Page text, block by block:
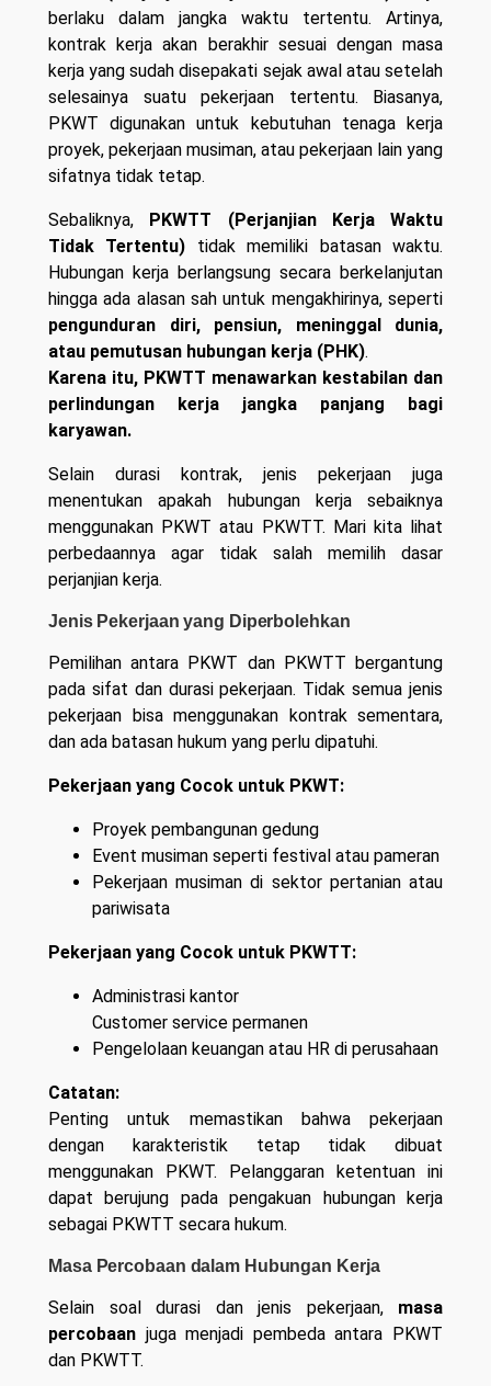
berlaku dalam jangka waktu tertentu. Artinya,
kontrak kerja akan berakhir sesuai dengan masa
kerja yang sudah disepakati sejak awal atau setelah
selesainya suatu pekerjaan tertentu. Biasanya,
PKWT digunakan untuk kebutuhan tenaga kerja
proyek, pekerjaan musiman, atau pekerjaan lain yang
sifatnya tidak tetap.
Sebaliknya,
PKWTT (Perjanjian Kerja Waktu
Tidak Tertentu) tidak memiliki batasan waktu.
Hubungan kerja berlangsung secara berkelanjutan
hingga ada alasan sah untuk mengakhirinya, seperti
pengunduran diri, pensiun, meninggal dunia,
atau pemutusan hubungan kerja (PHK).
Karena itu, PKWTT menawarkan kestabilan dan
perlindungan kerja jangka panjang bagi
karyawan.
Selain durasi kontrak, jenis pekerjaan juga
menentukan apakah hubungan kerja sebaiknya
menggunakan PKWT atau PKWTT. Mari kita lihat
perbedaannya agar tidak salah memilih dasar
perjanjian kerja.
Jenis Pekerjaan yang Diperbolehkan
Pemilihan antara PKWT dan PKWTT bergantung
pada sifat dan durasi pekerjaan. Tidak semua jenis
pekerjaan bisa menggunakan kontrak sementara,
dan ada batasan hukum yang perlu dipatuhi.
Pekerjaan yang Cocok untuk PKWT:
Proyek pembangunan gedung
Event musiman seperti festival atau pameran
Pekerjaan musiman di sektor pertanian atau
pariwisata
Pekerjaan yang Cocok untuk PKWTT:
Administrasi kantor
Customer service permanen
Pengelolaan keuangan atau HR di perusahaan
Catatan:
Penting untuk memastikan bahwa pekerjaan
dengan karakteristik tetap tidak dibuat
menggunakan PKWT. Pelanggaran ketentuan ini
dapat berujung pada pengakuan hubungan kerja
sebagai PKWTT secara hukum.
Masa Percobaan dalam Hubungan Kerja
Selain soal durasi dan jenis pekerjaan, masa
percobaan juga menjadi pembeda antara PKWT
dan PKWTT.